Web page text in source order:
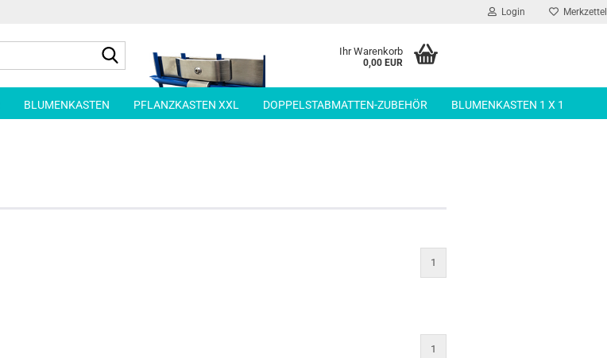
Login Merkzettel
Ihr Warenkorb
0,00 EUR
BLUMENKASTEN PFLANZKASTEN XXL DOPPELSTABMATTEN-ZUBEHÖR BLUMENKASTEN 1 X 1
1
1